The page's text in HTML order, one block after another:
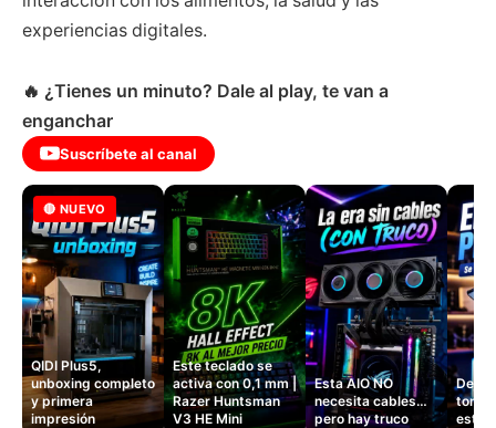
experiencias digitales.
🔥 ¿Tienes un minuto? Dale al play, te van a
enganchar
Suscríbete al canal
🔴 NUEVO
QIDI Plus5,
unboxing completo
y primera
impresión
Este teclado se
activa con 0,1 mm |
Razer Huntsman
V3 HE Mini
Esta AIO NO
necesita cables…
pero hay truco
Dejé
este